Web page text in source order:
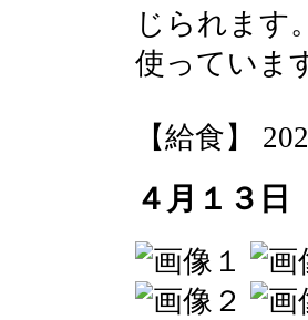
じられます
使っていま
【給食】
４月１３日